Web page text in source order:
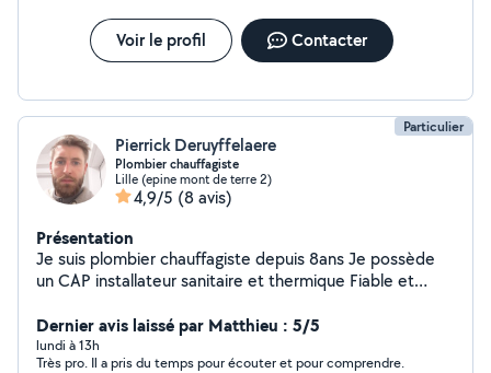
Voir le profil Contacter
Particulier
Pierrick Deruyffelaere
Plombier chauffagiste
Lille (epine mont de terre 2)
4,9/5 (8 avis)
Présentation
Je suis plombier chauffagiste depuis 8ans Je possède
un CAP installateur sanitaire et thermique Fiable et
Instagram : Pierrick.plomberie Et n'hésitez pas à me
contacter
Dernier avis laissé par Matthieu : 5/5
lundi à 13h
Très pro. Il a pris du temps pour écouter et pour comprendre.